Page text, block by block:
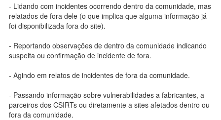
- Lidando com incidentes ocorrendo dentro da comunidade, mas
relatados de fora dele (o que implica que alguma informação já
foi disponibilizada fora do site).
- Reportando observações de dentro da comunidade indicando
suspeita ou confirmação de incidente de fora.
- Agindo em relatos de incidentes de fora da comunidade.
- Passando informação sobre vulnerabilidades a fabricantes, a
parceiros dos CSIRTs ou diretamente a sites afetados dentro ou
fora da comunidade.